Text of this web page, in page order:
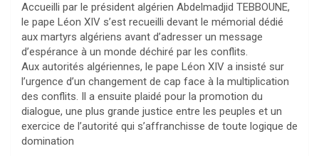
Accueilli par le président algérien Abdelmadjid TEBBOUNE,
le pape Léon XIV s’est recueilli devant le mémorial dédié
aux martyrs algériens avant d’adresser un message
d’espérance à un monde déchiré par les conflits.
Aux autorités algériennes, le pape Léon XIV a insisté sur
l’urgence d’un changement de cap face à la multiplication
des conflits. Il a ensuite plaidé pour la promotion du
dialogue, une plus grande justice entre les peuples et un
exercice de l’autorité qui s’affranchisse de toute logique de
domination